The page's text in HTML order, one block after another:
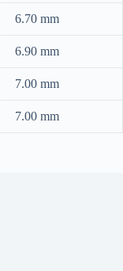
6.70 mm
6.90 mm
7.00 mm
7.00 mm